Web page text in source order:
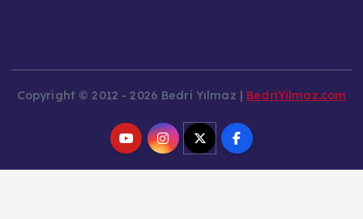
Copyright © 2012 - 2026 Bedri Yılmaz |BedriYilmaz.com